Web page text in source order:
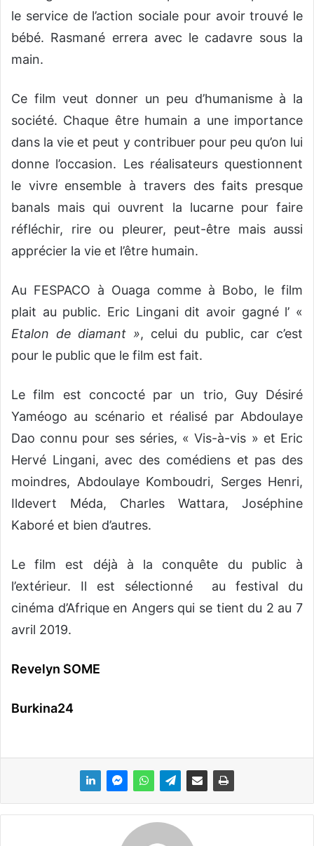
le service de l’action sociale pour avoir trouvé le
bébé. Rasmané errera avec le cadavre sous la
main.
Ce film veut donner un peu d’humanisme à la
société. Chaque être humain a une importance
dans la vie et peut y contribuer pour peu qu’on lui
donne l’occasion. Les réalisateurs questionnent
le vivre ensemble à travers des faits presque
banals mais qui ouvrent la lucarne pour faire
réfléchir, rire ou pleurer, peut-être mais aussi
apprécier la vie et l’être humain.
Au FESPACO à Ouaga comme à Bobo, le film
plait au public. Eric Lingani dit avoir gagné l’ «
Etalon de diamant », celui du public, car c’est
pour le public que le film est fait.
Le film est concocté par un trio, Guy Désiré
Yaméogo au scénario et réalisé par Abdoulaye
Dao connu pour ses séries, « Vis-à-vis » et Eric
Hervé Lingani, avec des comédiens et pas des
moindres, Abdoulaye Komboudri, Serges Henri,
Ildevert Méda, Charles Wattara, Joséphine
Kaboré et bien d’autres.
Le film est déjà à la conquête du public à
l’extérieur. Il est sélectionné au festival du
cinéma d’Afrique en Angers qui se tient du 2 au 7
avril 2019.
Revelyn SOME
Burkina24